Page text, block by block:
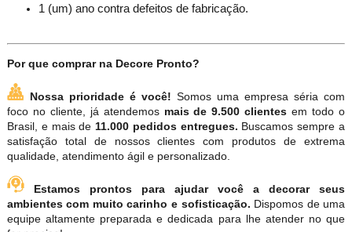
1 (um) ano contra defeitos de fabricação.
Por que comprar na Decore Pronto?
Nossa prioridade é você! Somos uma empresa séria com
foco no cliente, já atendemos mais de 9.500 clientes em todo o
Brasil, e mais de 11.000 pedidos entregues. Buscamos sempre a
satisfação total de nossos clientes com produtos de extrema
qualidade, atendimento ágil e personalizado.
Estamos prontos para ajudar você a decorar seus
ambientes com muito carinho e sofisticação. Dispomos de uma
equipe altamente preparada e dedicada para lhe atender no que